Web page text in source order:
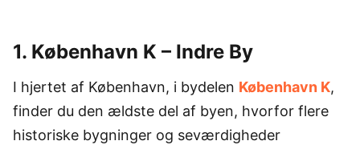
1. København K – Indre By
I hjertet af København, i bydelen København K,
finder du den ældste del af byen, hvorfor flere
historiske bygninger og seværdigheder